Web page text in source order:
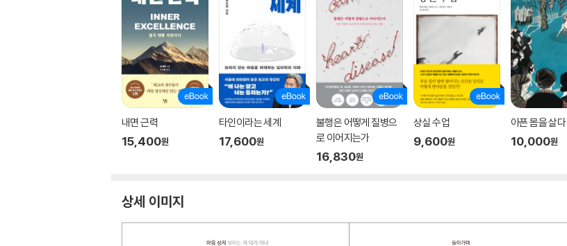
내면 근력
15,400원
타인이라는 세계
17,600원
불행은 어떻게 질병으
로 이어지는가
16,830원
상실 수업
9,600원
아픈 몸을 살다
10,000원
상세 이미지